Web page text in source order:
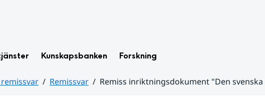
Kunskapsbanken Forskning
Remissvar
Remiss inriktningsdokument "Den